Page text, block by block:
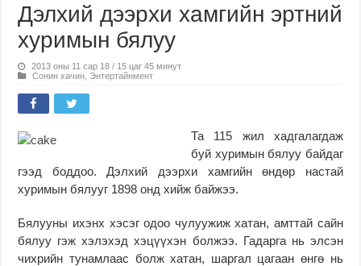
Дэлхий дээрхи хамгийн эртний
хуримын бялуу
2013 оны 11 сар 18 / 15 цаг 45 минут
Сонин хачин Энтертайнмент
Та 115 жил хадгалагдаж
буй хуримын бялуу байдаг
гээд боддоо. Дэлхий дээрхи хамгийн өндөр настай
хуримын бялууг 1898 онд хийж байжээ.
Бялууны ихэнх хэсэг одоо чулуужиж хатан, амттай сайн
бялуу гэж хэлэхэд хэцүүхэн болжээ. Гадарга нь элсэн
чихрийн тунамлаас болж хатан, шаргал цагаан өнгө нь